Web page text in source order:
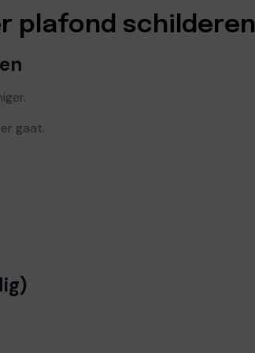
plafond schilderen
gaat.